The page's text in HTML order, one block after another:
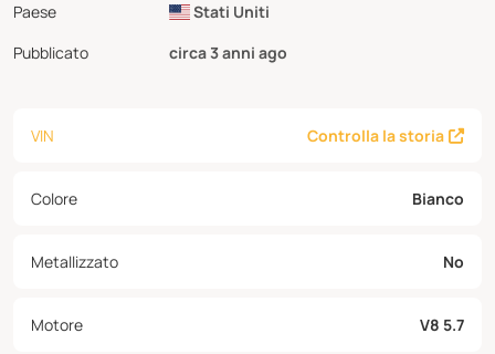
Paese
Stati Uniti
Pubblicato
circa 3 anni ago
VIN Controlla la storia
Colore Bianco
Metallizzato No
Motore V8 5.7